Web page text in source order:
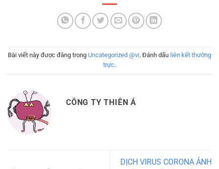
Bài viết này được đăng trong Uncategorized @vi. Đánh dấu liên kết thường
trực.
CÔNG TY THIÊN Á
DỊCH VIRUS CORONA ẢNH